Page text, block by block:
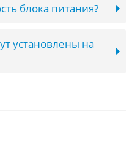
блока питания?
установлены на